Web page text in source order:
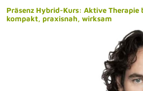
Präsenz Hybrid-Kurs: Aktive Therapie
kompakt, praxisnah, wirksam